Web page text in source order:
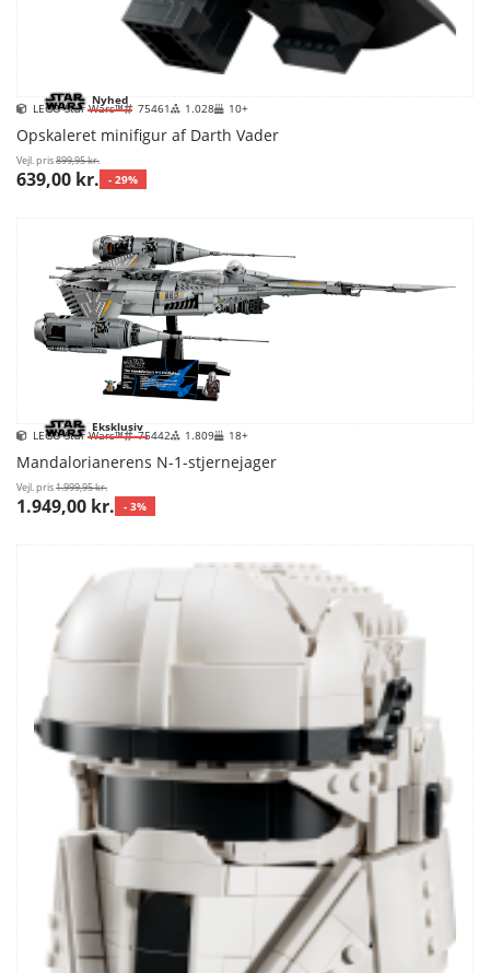
Nyhed
LEGO Star Wars™ 75461 1.028 10+
Opskaleret minifigur af Darth Vader
Vejl. pris899,95 kr.
639,00 kr. - 29%
Eksklusiv
LEGO Star Wars™ 75442 1.809 18+
Mandalorianerens N-1-stjernejager
Vejl. pris1.999,95 kr.
1.949,00 kr. - 3%